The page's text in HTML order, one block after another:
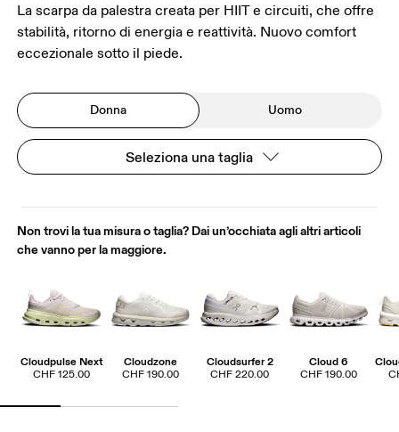
La scarpa da palestra creata per HIIT e circuiti, che offre
stabilità, ritorno di energia e reattività. Nuovo comfort
eccezionale sotto il piede.
Donna Uomo
Seleziona una taglia
Non trovi la tua misura o taglia? Dai un’occhiata agli altri articoli
che vanno per la maggiore.
Cloudpulse Next
CHF 125.00
Cloudzone
CHF 190.00
Cloudsurfer 2
CHF 220.00
Cloud 6
CHF 190.00